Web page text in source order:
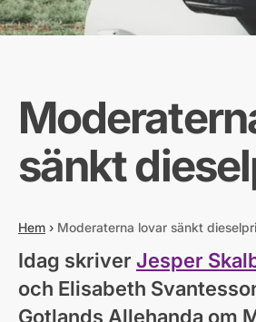
sänkt
Hem › Moderaterna lovar sänkt
Idag skriver Jesper
och Elisabeth
Gotlands Allehanda om